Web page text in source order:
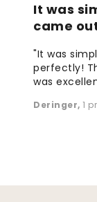
It was
came
"It was
perfectly!
was
Deringer, 1